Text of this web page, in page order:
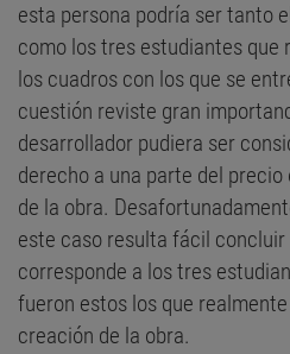
esta persona podría ser tanto
como los tres estudiantes que
los cuadros con los que se
cuestión reviste gran
desarrollador pudiera ser
derecho a una parte del
de la obra.
este caso resulta fácil concluir
corresponde a los tres
fueron estos los que
creación de la obra.